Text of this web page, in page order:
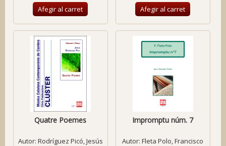
Afegir al carret Afegir al carret
Quatre Poemes
Autor: Rodríguez Picó, Jesús
Impromptu núm. 7
Autor:Fleta Polo, Francisco